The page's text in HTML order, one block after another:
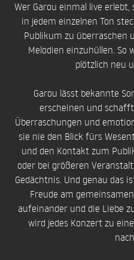
Wer Garou einmal live
in jedem einzelnen Ton
Publikum zu überraschen
Melodien einzuhüllen. So
plötzlich neu
Garou lässt bekannte
erscheinen und
Überraschungen und
sie nie den Blick fürs
und den Kontakt zum
oder bei größeren
Gedächtnis. Und genau das
Freude am
aufeinander und die Liebe
wird jedes Konzert zu